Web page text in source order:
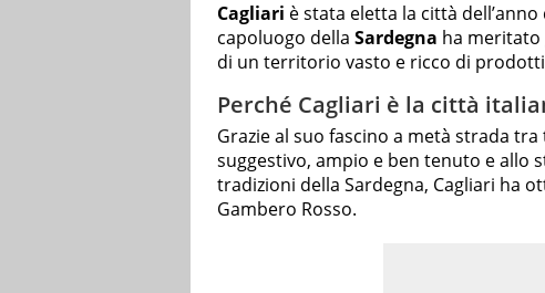
Cagliari è stata eletta la città dell’anno
capoluogo della Sardegna ha meritato
di un territorio vasto e ricco di
Perché Cagliari è la città
Grazie al suo fascino a metà strada
suggestivo, ampio e ben tenuto e allo
tradizioni della Sardegna, Cagliari ha
Gambero Rosso.